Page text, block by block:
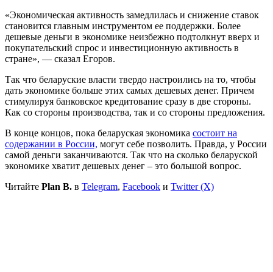
«Экономическая активность замедлилась и снижение ставок
становится главным инструментом ее поддержки. Более
дешевые деньги в экономике неизбежно подтолкнут вверх и
покупательский спрос и инвестиционную активность в
стране», — сказал Егоров.
Так что беларуские власти твердо настроились на то, чтобы
дать экономике больше этих самых дешевых денег. Причем
стимулируя банковское кредитование сразу в две стороны.
Как со стороны производства, так и со стороны предложения.
В конце концов, пока беларуская экономика состоит на
содержании в России, могут себе позволить. Правда, у России
самой деньги заканчиваются. Так что на сколько беларуской
экономике хватит дешевых денег – это большой вопрос.
Читайте Plan B. в Telegram, Facebook и Twitter (X)